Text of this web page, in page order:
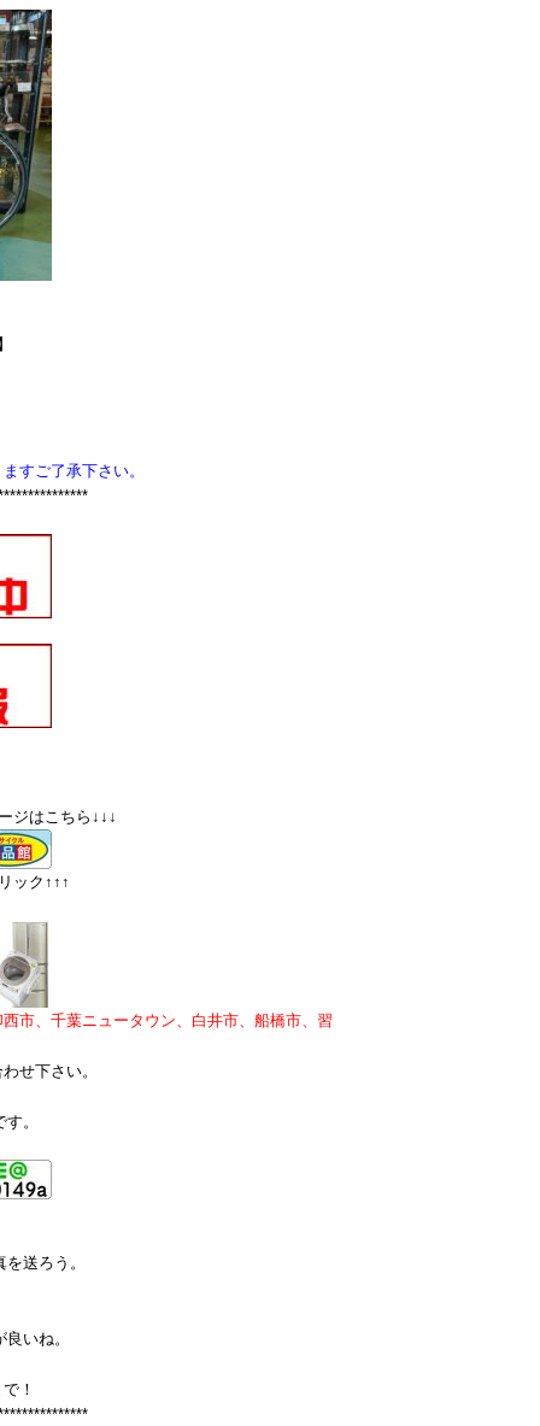
すご了承下さい。
ジはこちら↓↓↓
ック↑↑↑
市、千葉ニュータウン、白井市、船橋市、習
せ下さい。
。
送ろう。
いね。
！